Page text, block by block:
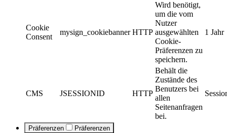
Cookie
Consent
mysign_cookiebanner HTTP
Wird benötigt,
um die vom
Nutzer
ausgewählten
Cookie-
Präferenzen zu
speichern.
1 Jahr
CMS JSESSIONID HTTP
Behält die
Zustände des
Benutzers bei
allen
Seitenanfragen
bei.
Präferenzen Präferenzen